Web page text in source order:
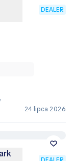
DEALER
24 lipca 2026